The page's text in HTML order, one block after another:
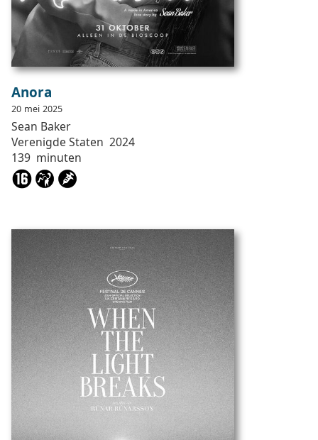
Anora
20 mei 2025
Sean Baker
Verenigde Staten 2024
139 minuten